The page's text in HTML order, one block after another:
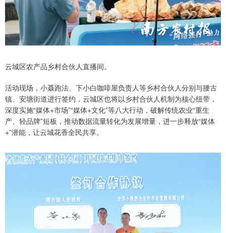
云城区农产品乡村合伙人直播间。
活动现场，小聂跑法、下小白咖啡屋负责人等乡村合伙人分别与腰古
镇、安塘街道进行签约，云城区也将以乡村合伙人机制为核心纽带，
深度实施“媒体+市场”“媒体+文化”等八大行动，破解传统农业“重生
产、轻品牌”短板，推动数据流量转化为发展增量，进一步释放“媒体
+”潜能，让云城花香全民共享。